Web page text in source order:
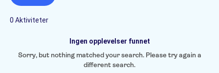
0 Aktiviteter
Ingen opplevelser funnet
Sorry, but nothing matched your search. Please try again a
different search.